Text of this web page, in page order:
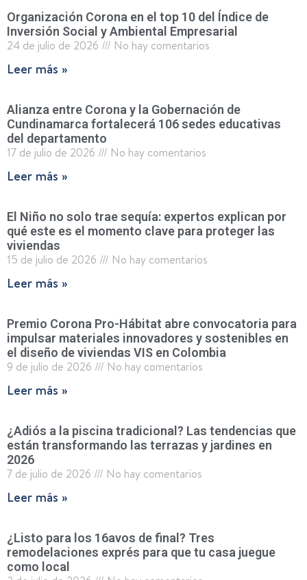
Organización Corona en el top 10 del Índice de
Inversión Social y Ambiental Empresarial
24 de julio de 2026 No hay comentarios
Leer más »
Alianza entre Corona y la Gobernación de
Cundinamarca fortalecerá 106 sedes educativas
del departamento
17 de julio de 2026 No hay comentarios
Leer más »
El Niño no solo trae sequía: expertos explican por
qué este es el momento clave para proteger las
viviendas
15 de julio de 2026 No hay comentarios
Leer más »
Premio Corona Pro-Hábitat abre convocatoria para
impulsar materiales innovadores y sostenibles en
el diseño de viviendas VIS en Colombia
9 de julio de 2026 No hay comentarios
Leer más »
¿Adiós a la piscina tradicional? Las tendencias que
están transformando las terrazas y jardines en
2026
7 de julio de 2026 No hay comentarios
Leer más »
¿Listo para los 16avos de final? Tres
remodelaciones exprés para que tu casa juegue
como local